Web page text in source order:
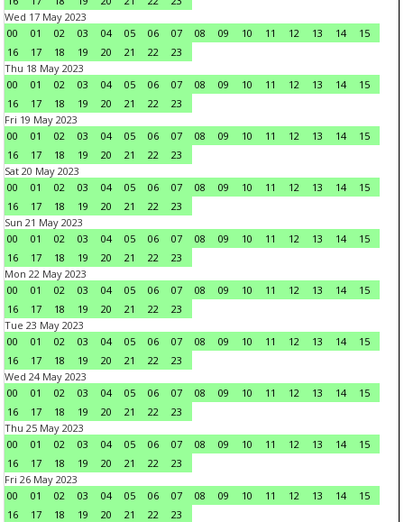
Wed 17 May 2023
00
01 02 03 04 05 06 07 08 09 10 11 12 13 14
15
16
17 18 19 20 21 22
23
Thu 18 May 2023
00
01 02 03 04 05 06 07 08 09 10 11 12 13 14
15
16
17 18 19 20 21 22
23
Fri 19 May 2023
00
01 02 03 04 05 06 07 08 09 10 11 12 13 14
15
16
17 18 19 20 21 22
23
Sat 20 May 2023
00
01 02 03 04 05 06 07 08 09 10 11 12 13 14
15
16
17 18 19 20 21 22
23
Sun 21 May 2023
00
01 02 03 04 05 06 07 08 09 10 11 12 13 14
15
16
17 18 19 20 21 22
23
Mon 22 May 2023
00
01 02 03 04 05 06 07 08 09 10 11 12 13 14
15
16
17 18 19 20 21 22
23
Tue 23 May 2023
00
01 02 03 04 05 06 07 08 09 10 11 12 13 14
15
16
17 18 19 20 21 22
23
Wed 24 May 2023
00
01 02 03 04 05 06 07 08 09 10 11 12 13 14
15
16
17 18 19 20 21 22
23
Thu 25 May 2023
00
01 02 03 04 05 06 07 08 09 10 11 12 13 14
15
16
17 18 19 20 21 22
23
Fri 26 May 2023
00
01 02 03 04 05 06 07 08 09 10 11 12 13 14
15
16
17 18 19 20 21 22
23